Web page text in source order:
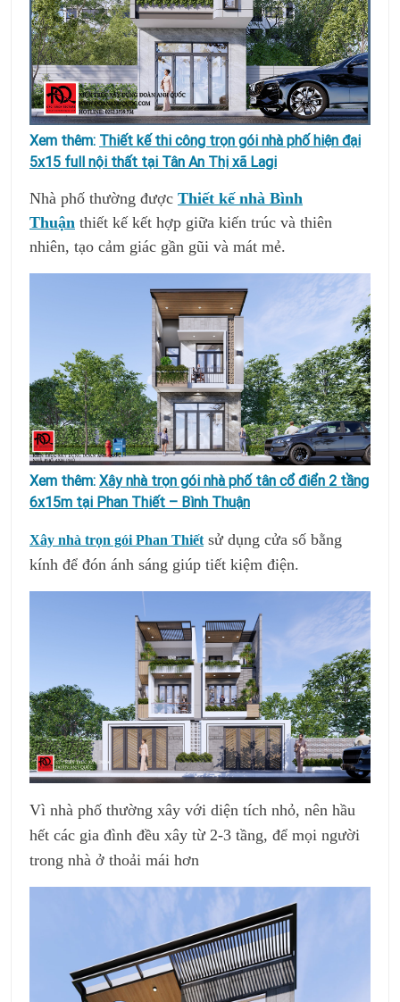
Xem thêm: Thiết kế thi công trọn gói nhà phố hiện đại
5x15 full nội thất tại Tân An Thị xã Lagi
Nhà phố thường được Thiết kế nhà Bình
Thuận thiết kế kết hợp giữa kiến trúc và thiên
nhiên, tạo cảm giác gần gũi và mát mẻ.
Xem thêm: Xây nhà trọn gói nhà phố tân cổ điển 2 tầng
6x15m tại Phan Thiết – Bình Thuận
Xây nhà trọn gói Phan Thiết sử dụng cửa số bằng
kính để đón ánh sáng giúp tiết kiệm điện.
Vì nhà phố thường xây với diện tích nhỏ, nên hầu
hết các gia đình đều xây từ 2-3 tầng, để mọi người
trong nhà ở thoải mái hơn